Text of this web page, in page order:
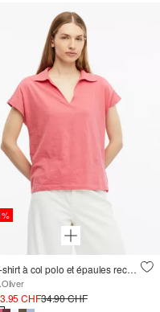
T-shirt à col polo et épaules recoupées
CHF34.90 CHF